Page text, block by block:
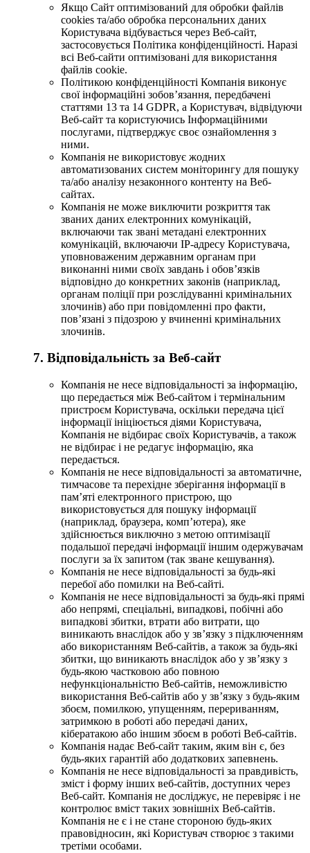
Якщо Сайт оптимізований для обробки файлів
cookies та/або обробка персональних даних
Користувача відбувається через Веб-сайт,
застосовується Політика конфіденційності. Наразі
всі Веб-сайти оптимізовані для використання
файлів cookie.
Політикою конфіденційності Компанія виконує
свої інформаційні зобов’язання, передбачені
статтями 13 та 14 GDPR, а Користувач, відвідуючи
Веб-сайт та користуючись Інформаційними
послугами, підтверджує своє ознайомлення з
ними.
Компанія не використовує жодних
автоматизованих систем моніторингу для пошуку
та/або аналізу незаконного контенту на Веб-
сайтах.
Компанія не може виключити розкриття так
званих даних електронних комунікацій,
включаючи так звані метадані електронних
комунікацій, включаючи IP-адресу Користувача,
уповноваженим державним органам при
виконанні ними своїх завдань і обов’язків
відповідно до конкретних законів (наприклад,
органам поліції при розслідуванні кримінальних
злочинів) або при повідомленні про факти,
пов’язані з підозрою у вчиненні кримінальних
злочинів.
7. Відповідальність за Веб-сайт
Компанія не несе відповідальності за інформацію,
що передається між Веб-сайтом і термінальним
пристроєм Користувача, оскільки передача цієї
інформації ініціюється діями Користувача,
Компанія не відбирає своїх Користувачів, а також
не відбирає і не редагує інформацію, яка
передається.
Компанія не несе відповідальності за автоматичне,
тимчасове та перехідне зберігання інформації в
пам’яті електронного пристрою, що
використовується для пошуку інформації
(наприклад, браузера, комп’ютера), яке
здійснюється виключно з метою оптимізації
подальшої передачі інформації іншим одержувачам
послуги за їх запитом (так зване кешування).
Компанія не несе відповідальності за будь-які
перебої або помилки на Веб-сайті.
Компанія не несе відповідальності за будь-які прямі
або непрямі, спеціальні, випадкові, побічні або
випадкові збитки, втрати або витрати, що
виникають внаслідок або у зв’язку з підключенням
або використанням Веб-сайтів, а також за будь-які
збитки, що виникають внаслідок або у зв’язку з
будь-якою частковою або повною
нефункціональністю Веб-сайтів, неможливістю
використання Веб-сайтів або у зв’язку з будь-яким
збоєм, помилкою, упущенням, перериванням,
затримкою в роботі або передачі даних,
кібератакою або іншим збоєм в роботі Веб-сайтів.
Компанія надає Веб-сайт таким, яким він є, без
будь-яких гарантій або додаткових запевнень.
Компанія не несе відповідальності за правдивість,
зміст і форму інших веб-сайтів, доступних через
Веб-сайт. Компанія не досліджує, не перевіряє і не
контролює вміст таких зовнішніх Веб-сайтів.
Компанія не є і не стане стороною будь-яких
правовідносин, які Користувач створює з такими
третіми особами.